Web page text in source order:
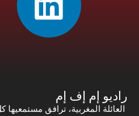
راديو إم إف إم
العائلة المغربية، ترافق